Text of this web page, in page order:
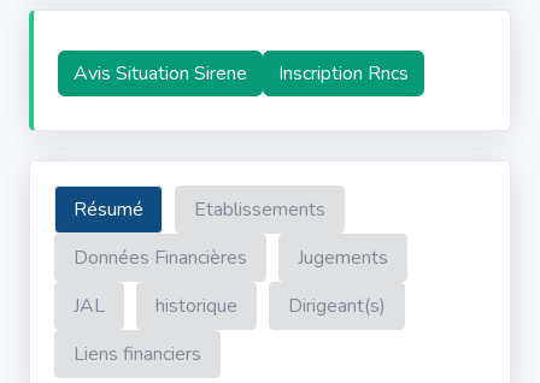
Avis Situation Sirene Inscription Rncs
Résumé
Etablissements
Données Financières
Jugements
JAL
historique
Dirigeant(s)
Liens financiers